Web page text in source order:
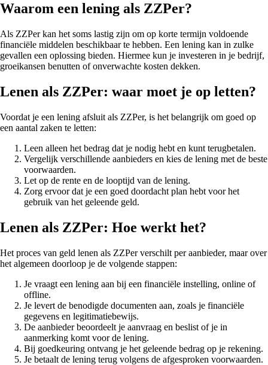
Waarom een lening als ZZPer?
Als ZZPer kan het soms lastig zijn om op korte termijn voldoende
financiële middelen beschikbaar te hebben. Een lening kan in zulke
gevallen een oplossing bieden. Hiermee kun je investeren in je bedrijf,
groeikansen benutten of onverwachte kosten dekken.
Lenen als ZZPer: waar moet je op letten?
Voordat je een lening afsluit als ZZPer, is het belangrijk om goed op
een aantal zaken te letten:
Leen alleen het bedrag dat je nodig hebt en kunt terugbetalen.
Vergelijk verschillende aanbieders en kies de lening met de beste
voorwaarden.
Let op de rente en de looptijd van de lening.
Zorg ervoor dat je een goed doordacht plan hebt voor het
gebruik van het geleende geld.
Lenen als ZZPer: Hoe werkt het?
Het proces van geld lenen als ZZPer verschilt per aanbieder, maar over
het algemeen doorloop je de volgende stappen:
Je vraagt een lening aan bij een financiële instelling, online of
offline.
Je levert de benodigde documenten aan, zoals je financiële
gegevens en legitimatiebewijs.
De aanbieder beoordeelt je aanvraag en beslist of je in
aanmerking komt voor de lening.
Bij goedkeuring ontvang je het geleende bedrag op je rekening.
Je betaalt de lening terug volgens de afgesproken voorwaarden.